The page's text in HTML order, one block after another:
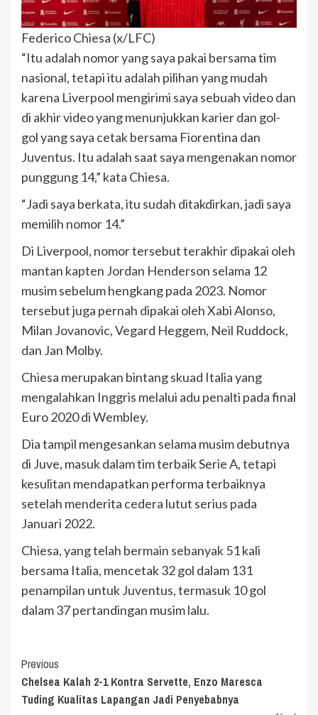
Federico Chiesa (x/LFC)
“Itu adalah nomor yang saya pakai bersama tim
nasional, tetapi itu adalah pilihan yang mudah
karena Liverpool mengirimi saya sebuah video dan
di akhir video yang menunjukkan karier dan gol-
gol yang saya cetak bersama Fiorentina dan
Juventus. Itu adalah saat saya mengenakan nomor
punggung 14,” kata Chiesa.
“Jadi saya berkata, itu sudah ditakdirkan, jadi saya
memilih nomor 14.”
Di Liverpool, nomor tersebut terakhir dipakai oleh
mantan kapten Jordan Henderson selama 12
musim sebelum hengkang pada 2023. Nomor
tersebut juga pernah dipakai oleh Xabi Alonso,
Milan Jovanovic, Vegard Heggem, Neil Ruddock,
dan Jan Molby.
Chiesa merupakan bintang skuad Italia yang
mengalahkan Inggris melalui adu penalti pada final
Euro 2020 di Wembley.
Dia tampil mengesankan selama musim debutnya
di Juve, masuk dalam tim terbaik Serie A, tetapi
kesulitan mendapatkan performa terbaiknya
setelah menderita cedera lutut serius pada
Januari 2022.
Chiesa, yang telah bermain sebanyak 51 kali
bersama Italia, mencetak 32 gol dalam 131
penampilan untuk Juventus, termasuk 10 gol
dalam 37 pertandingan musim lalu.
Continue
Reading
Previous
Chelsea Kalah 2-1 Kontra Servette, Enzo Maresca
Tuding Kualitas Lapangan Jadi Penyebabnya